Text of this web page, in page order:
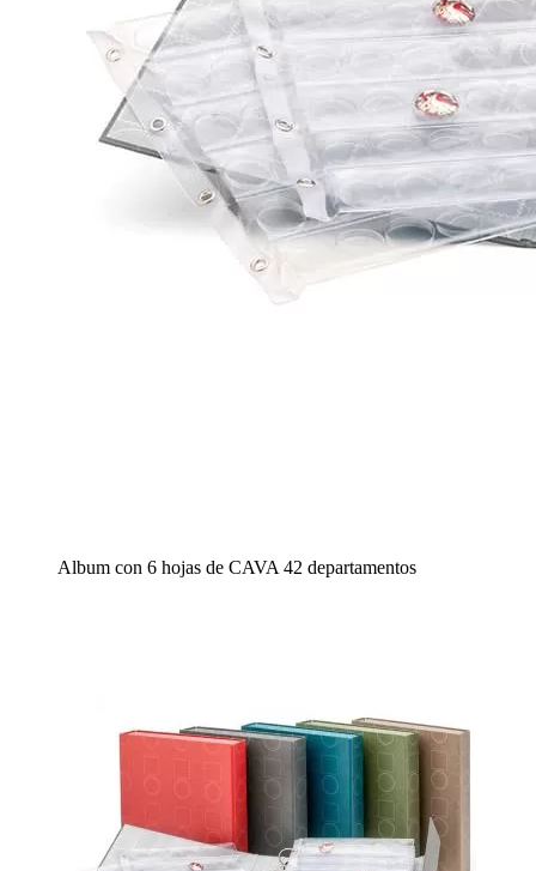
Album con 6 hojas de CAVA 42 departamentos